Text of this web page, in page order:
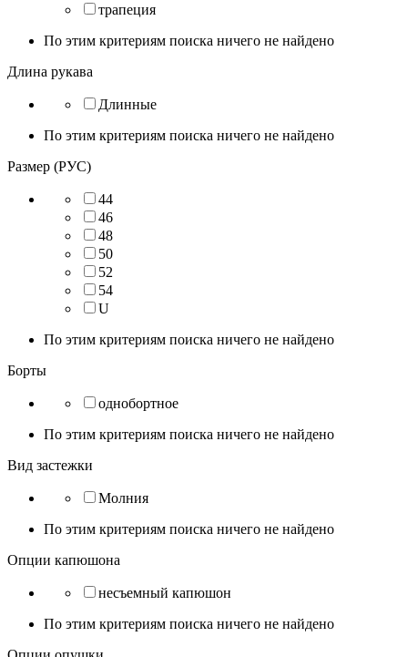
трапеция
По этим критериям поиска ничего не найдено
Длина рукава
Длинные
По этим критериям поиска ничего не найдено
Размер (РУС)
44
46
48
50
52
54
U
По этим критериям поиска ничего не найдено
Борты
однобортное
По этим критериям поиска ничего не найдено
Вид застежки
Молния
По этим критериям поиска ничего не найдено
Опции капюшона
несъемный капюшон
По этим критериям поиска ничего не найдено